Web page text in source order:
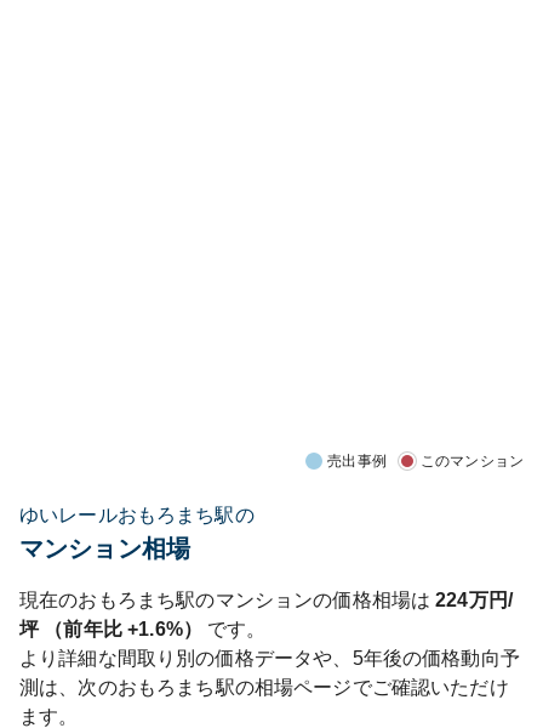
売出事例 このマンション
ゆいレールおもろまち駅の
マンション相場
現在のおもろまち駅のマンションの価格相場は 224万円/
坪 （前年比+1.6%）
です。
より詳細な間取り別の価格データや、5年後の価格動向予
測は、次のおもろまち駅の相場ページでご確認いただけ
ます。